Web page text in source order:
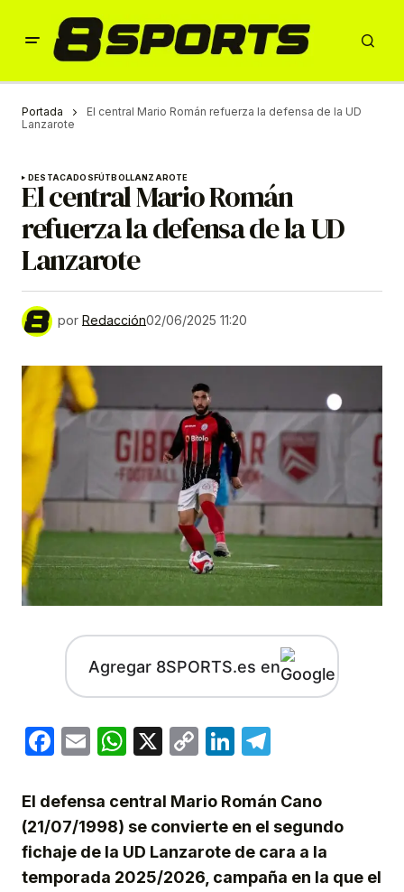
Portada
El central Mario Román refuerza la defensa de la UD
Lanzarote
DESTACADOSFÚTBOLLANZAROTE
El central Mario Román
refuerza la defensa de la UD
Lanzarote
por Redacción02/06/2025 11:20
Agregar 8SPORTS.es en
Facebook
EmailWhatsApp
X
CopyLinkedIn
El defensa central Mario Román Cano
(21/07/1998) se convierte en el segundo
fichaje de la UD Lanzarote de cara a la
temporada 2025/2026, campaña en la que el